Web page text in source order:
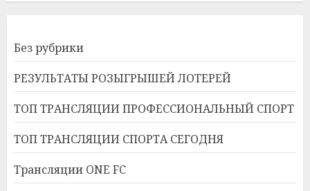
Без рубрики
РЕЗУЛЬТАТЫ РОЗЫГРЫШЕЙ ЛОТЕРЕЙ
ТОП ТРАНСЛЯЦИИ ПРОФЕССИОНАЛЬНЫЙ СПОРТ
ТОП ТРАНСЛЯЦИИ СПОРТА СЕГОДНЯ
Трансляции ONE FC